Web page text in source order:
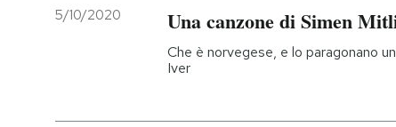
5/10/2020 Una canzone di Simen
Che è norvegese, e lo paragonano
Iver